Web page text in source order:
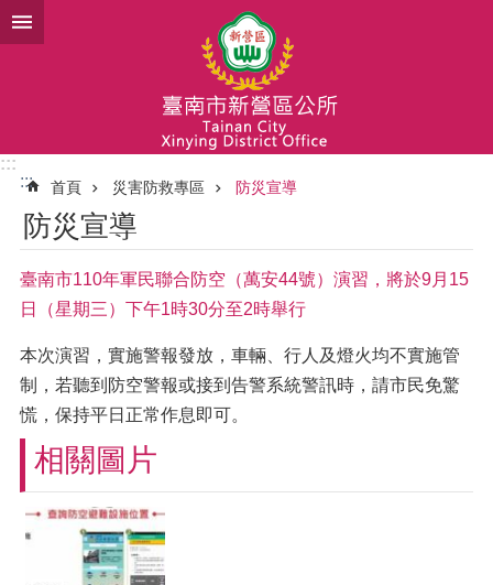
跳到主要內容區塊
:::
:::
首頁 災害防救專區 防災宣導
防災宣導
臺南市110年軍民聯合防空（萬安44號）演習，將於9月15
日（星期三）下午1時30分至2時舉行
本次演習，實施警報發放，車輛、行人及燈火均不實施管
制，若聽到防空警報或接到告警系統警訊時，請市民免驚
慌，保持平日正常作息即可。
相關圖片